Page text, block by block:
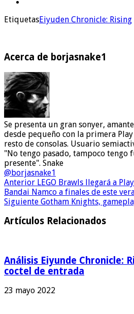
EtiquetasEiyuden Chronicle: Rising
Acerca de borjasnake1
Se presenta un gran sonyer,
desde pequeño con la primera
resto de consolas. Usuario
"No tengo pasado, tampoco tengo
presente". Snake
@borjasnake1
Anterior LEGO Brawls llegará a
Bandai Namco a finales de este
Siguiente Gotham Knights,
Artículos Relacionados
Análisis Eiyunde Chronicle:
coctel de entrada
23 mayo 2022